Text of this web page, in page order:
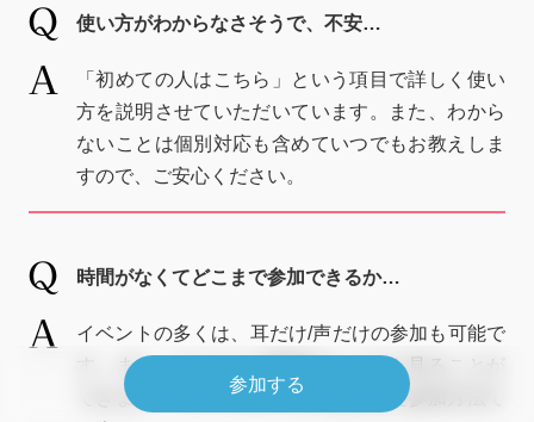
使い方がわからなさそうで、不安…
「初めての人はこちら」という項目で詳しく使い
方を説明させていただいています。また、わから
ないことは個別対応も含めていつでもお教えしま
すので、ご安心ください。
時間がなくてどこまで参加できるか…
イベントの多くは、耳だけ/声だけの参加も可能で
す。また、アーカイブ動画はいつでも見ることが
できます。ライフスタイルに合わせた参加方法で
参加する